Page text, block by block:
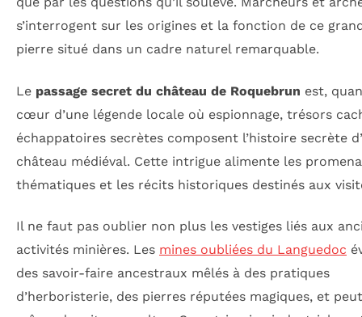
s’interrogent sur les origines et la fonction de ce
pierre situé dans un cadre naturel remarquable.
Le passage secret du château de Roquebrun est,
cœur d’une légende locale où espionnage, trésors
échappatoires secrètes composent l’histoire secrète
château médiéval. Cette intrigue alimente les
thématiques et les récits historiques destinés aux
Il ne faut pas oublier non plus les vestiges liés aux
activités minières. Les mines oubliées du Languedoc
des savoir-faire ancestraux mêlés à des pratiques
d’herboristerie, des pierres réputées magiques, et